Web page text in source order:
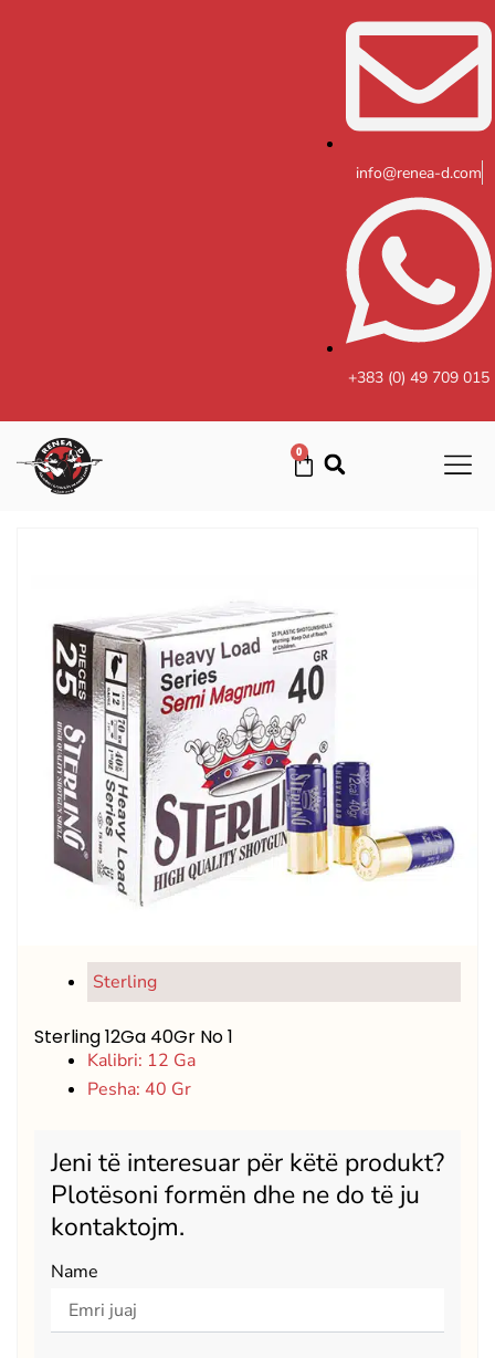
info@renea-d.com
+383 (0) 49 709 015
0
Cart
Sterling
Sterling 12Ga 40Gr No 1
Kalibri: 12 Ga
Pesha: 40 Gr
Jeni të interesuar për këtë produkt?
Plotësoni formën dhe ne do të ju
kontaktojm.
Name